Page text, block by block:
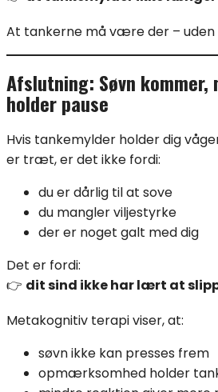
At tankerne må være der – uden
Afslutning: Søvn kommer,
holder pause
Hvis tankemylder holder dig
er træt, er det ikke fordi:
du er dårlig til at sove
du mangler viljestyrke
der er noget galt med dig
Det er fordi:
👉 dit sind ikke har lært at
Metakognitiv terapi viser, at:
søvn ikke kan presses frem
opmærksomhed holder